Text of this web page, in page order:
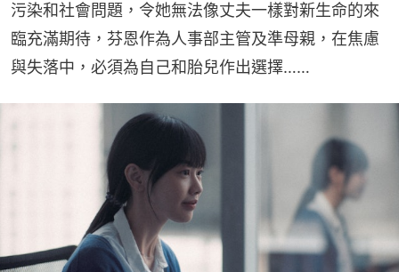
污染和社會問題，令她無法像丈夫一樣對新生命的來
臨充滿期待，芬恩作為人事部主管及準母親，在焦慮
與失落中，必須為自己和胎兒作出選擇……